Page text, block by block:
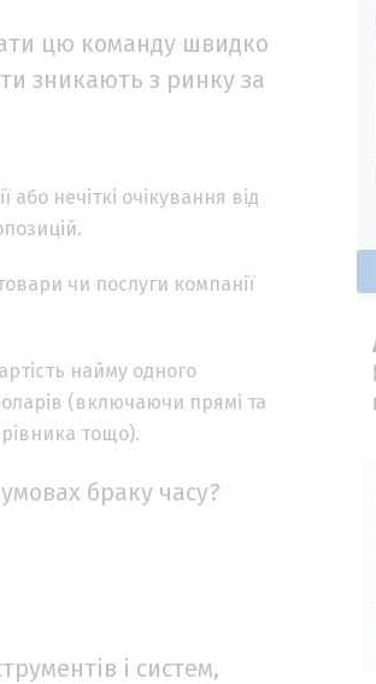
цю команду швидко
зникають з ринку за
або нечіткі очікування від
чи послуги компанії
найму одного
(включаючи прямі та
тощо).
браку часу?
і систем,